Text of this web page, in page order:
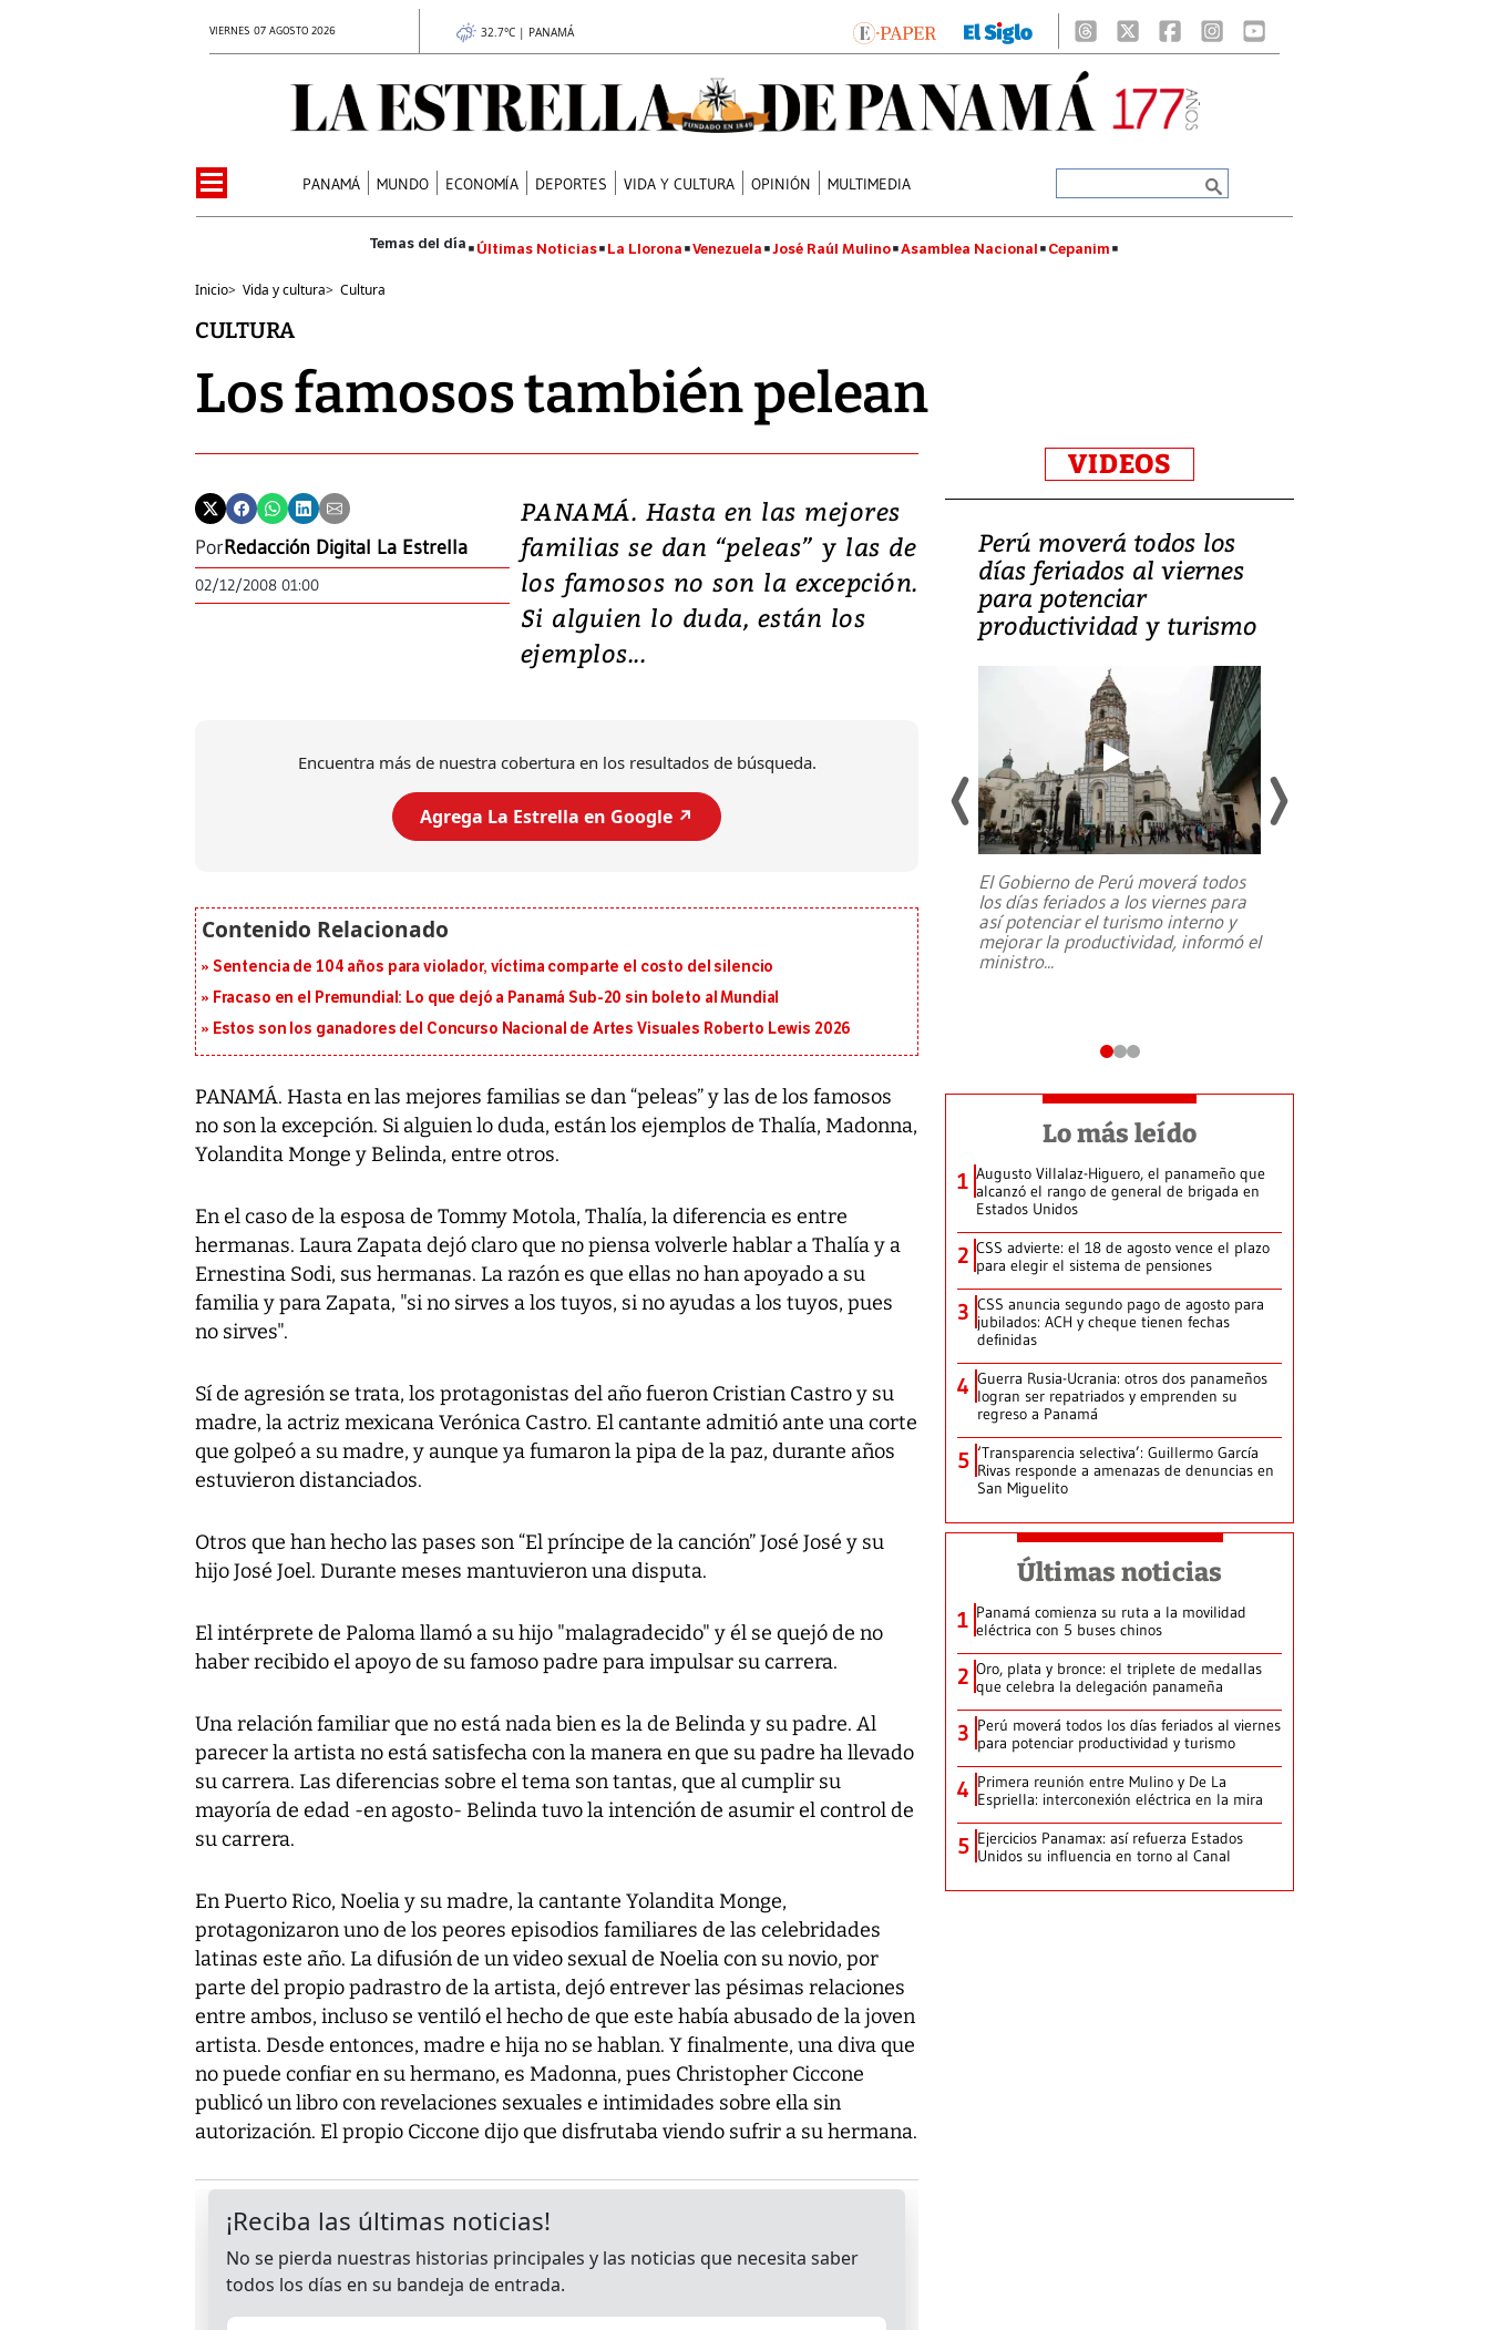
VIERNES 07 AGOSTO 2026 32.7°C | PANAMÁ
PANAMÁ MUNDO ECONOMÍA DEPORTES VIDA Y CULTURA OPINIÓN MULTIMEDIA
Últimas Noticias La Llorona Venezuela José Raúl Mulino Asamblea Nacional Cepanim
Inicio> Vida y cultura> Cultura
CULTURA
Los famosos también pelean
PorRedacción Digital La Estrella
02/12/2008 01:00
PANAMÁ. Hasta en las mejores
familias se dan “peleas” y las de
los famosos no son la excepción.
Si alguien lo duda, están los
ejemplos...
Encuentra más de nuestra cobertura en los resultados de búsqueda.
Agrega La Estrella en Google ↗️
Sentencia de 104 años para violador, víctima comparte el costo del silencio
Fracaso en el Premundial: Lo que dejó a Panamá Sub-20 sin boleto al Mundial
Estos son los ganadores del Concurso Nacional de Artes Visuales Roberto Lewis 2026
PANAMÁ. Hasta en las mejores familias se dan “peleas” y las de los famosos
no son la excepción. Si alguien lo duda, están los ejemplos de Thalía, Madonna,
Yolandita Monge y Belinda, entre otros.
En el caso de la esposa de Tommy Motola, Thalía, la diferencia es entre
hermanas. Laura Zapata dejó claro que no piensa volverle hablar a Thalía y a
Ernestina Sodi, sus hermanas. La razón es que ellas no han apoyado a su
familia y para Zapata, "si no sirves a los tuyos, si no ayudas a los tuyos, pues
no sirves".
Sí de agresión se trata, los protagonistas del año fueron Cristian Castro y su
madre, la actriz mexicana Verónica Castro. El cantante admitió ante una corte
que golpeó a su madre, y aunque ya fumaron la pipa de la paz, durante años
estuvieron distanciados.
Otros que han hecho las pases son “El príncipe de la canción” José José y su
hijo José Joel. Durante meses mantuvieron una disputa.
El intérprete de Paloma llamó a su hijo "malagradecido" y él se quejó de no
haber recibido el apoyo de su famoso padre para impulsar su carrera.
Una relación familiar que no está nada bien es la de Belinda y su padre. Al
parecer la artista no está satisfecha con la manera en que su padre ha llevado
su carrera. Las diferencias sobre el tema son tantas, que al cumplir su
mayoría de edad -en agosto- Belinda tuvo la intención de asumir el control de
su carrera.
En Puerto Rico, Noelia y su madre, la cantante Yolandita Monge,
protagonizaron uno de los peores episodios familiares de las celebridades
latinas este año. La difusión de un video sexual de Noelia con su novio, por
parte del propio padrastro de la artista, dejó entrever las pésimas relaciones
entre ambos, incluso se ventiló el hecho de que este había abusado de la joven
artista. Desde entonces, madre e hija no se hablan. Y finalmente, una diva que
no puede confiar en su hermano, es Madonna, pues Christopher Ciccone
publicó un libro con revelaciones sexuales e intimidades sobre ella sin
autorización. El propio Ciccone dijo que disfrutaba viendo sufrir a su hermana.
VIDEOS
Video: Lula lanza su
candidatura con
promesas de inversión
en defensa, educación y
tierras raras
Entre recuerdos y escuetas
da Silva, oficializó este domingo su
candidatura...
Perú moverá todos los
días feriados al viernes
para potenciar
productividad y turismo
El Gobierno de Perú moverá todos
los días feriados a los viernes para
así potenciar el turismo interno y
mejorar la productividad, informó el
ministro...
Lo más leído
1 Augusto Villalaz-Higuero, el panameño que
alcanzó el rango de general de brigada en
Estados Unidos
2 CSS advierte: el 18 de agosto vence el plazo
para elegir el sistema de pensiones
3 CSS anuncia segundo pago de agosto para
jubilados: ACH y cheque tienen fechas
definidas
4 Guerra Rusia-Ucrania: otros dos panameños
logran ser repatriados y emprenden su
regreso a Panamá
5 ‘Transparencia selectiva’: Guillermo García
Rivas responde a amenazas de denuncias en
San Miguelito
Últimas noticias
1 Panamá comienza su ruta a la movilidad
eléctrica con 5 buses chinos
2 Oro, plata y bronce: el triplete de medallas
que celebra la delegación panameña
3 Perú moverá todos los días feriados al viernes
para potenciar productividad y turismo
4 Primera reunión entre Mulino y De La
Espriella: interconexión eléctrica en la mira
5 Ejercicios Panamax: así refuerza Estados
Unidos su influencia en torno al Canal